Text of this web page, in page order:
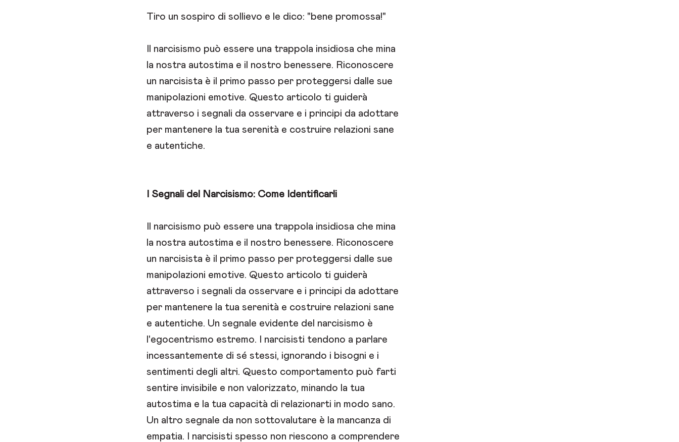
Tiro un sospiro di sollievo e le dico: "bene promossa!"
Il narcisismo può essere una trappola insidiosa che mina
la nostra autostima e il nostro benessere. Riconoscere
un narcisista è il primo passo per proteggersi dalle sue
manipolazioni emotive. Questo articolo ti guiderà
attraverso i segnali da osservare e i principi da adottare
per mantenere la tua serenità e costruire relazioni sane
e autentiche.
I Segnali del Narcisismo: Come Identificarli
Il narcisismo può essere una trappola insidiosa che mina
la nostra autostima e il nostro benessere. Riconoscere
un narcisista è il primo passo per proteggersi dalle sue
manipolazioni emotive. Questo articolo ti guiderà
attraverso i segnali da osservare e i principi da adottare
per mantenere la tua serenità e costruire relazioni sane
e autentiche. Un segnale evidente del narcisismo è
l'egocentrismo estremo. I narcisisti tendono a parlare
incessantemente di sé stessi, ignorando i bisogni e i
sentimenti degli altri. Questo comportamento può farti
sentire invisibile e non valorizzato, minando la tua
autostima e la tua capacità di relazionarti in modo sano.
Un altro segnale da non sottovalutare è la mancanza di
empatia. I narcisisti spesso non riescono a comprendere